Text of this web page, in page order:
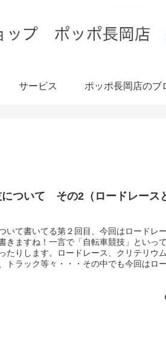
サービス ポッポ長岡店のブ
について その2（ロードレース
いて書いてる第２回目、今回はロードレ
きますね！一言で「自転車競技」といっ
たりします。ロードレース、クリテリウム
トラック等々・・・その中でも今回はロー